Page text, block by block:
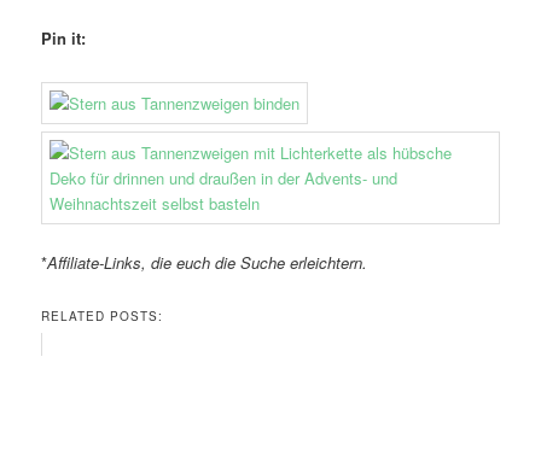
Pin it:
*Affiliate-Links, die euch die Suche erleichtern.
RELATED POSTS: